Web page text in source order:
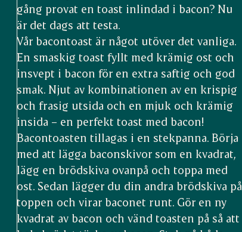
gång provat en toast inlindad i bacon? Nu
är det dags att testa.
Vår bacontoast är något utöver det vanliga.
En smaskig toast fyllt med krämig ost och
insvept i bacon för en extra saftig och god
smak. Njut av kombinationen av en krispig
och frasig utsida och en mjuk och krämig
insida – en perfekt toast med bacon!
Bacontoasten tillagas i en stekpanna. Börja
med att lägga baconskivor som en kvadrat,
lägg en brödskiva ovanpå och toppa med
ost. Sedan lägger du din andra brödskiva på
toppen och virar baconet runt. Gör en ny
kvadrat av bacon och vänd toasten på så att